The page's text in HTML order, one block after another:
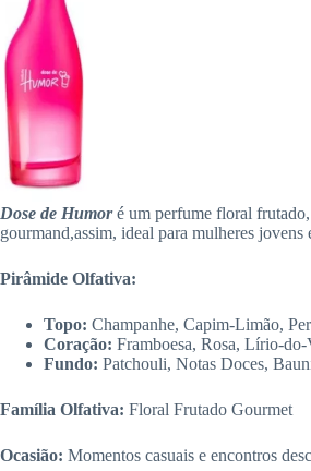
Dose de Humoré um perfume floral
gourmand,assim, ideal para mulheres jovens
Pirâmide Olfativa:
Topo: Champanhe, Capim-Limão,
Coração: Framboesa, Rosa, Lírio-do-
Fundo: Patchouli, Notas Doces,
Família Olfativa: Floral Frutado Gourmet
Ocasião: Momentos casuais e encontros